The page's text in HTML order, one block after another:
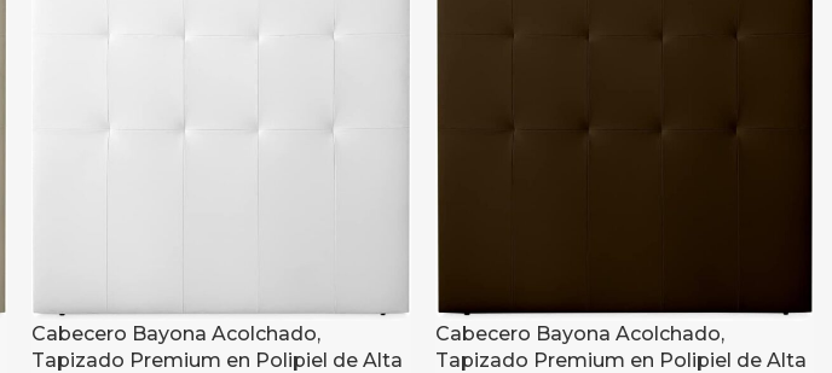
Cabecero Bayona Acolchado,
Tapizado Premium en Polipiel de Alta
Cabecero Bayona Acolchado,
Tapizado Premium en Polipiel de Alta